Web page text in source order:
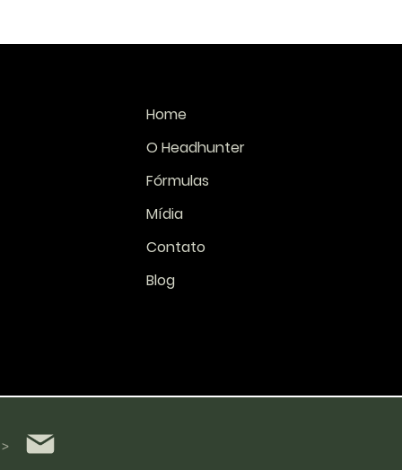
Home
O Headhunter
Fórmulas
Mídia
Contato
Blog